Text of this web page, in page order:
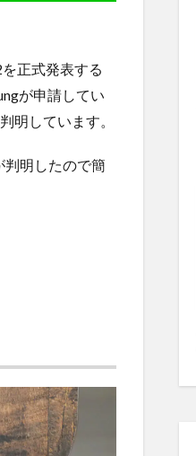
正式発表する
が申請してい
明しています。
明したので簡